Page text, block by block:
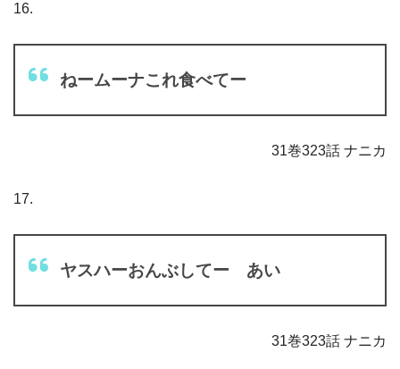
16.
ねームーナこれ食べてー
31巻323話 ナニカ
17.
ヤスハーおんぶしてー あい
31巻323話 ナニカ